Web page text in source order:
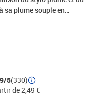
sa plume souple en
Ideal pour l’écriture et
Rechargeable : une
: MLJ20) Corps pastel.
la pointe moyenne
5(330)
de 2,49 €